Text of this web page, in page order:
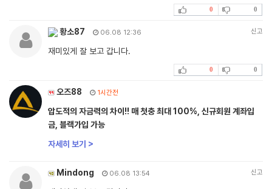
0 0
황소87 06.08 12:36 신고
재미있게 잘 보고 갑니다.
0 0
오즈88 1시간전
압도적의 자금력의 차이!! 매 첫충 최대 100%, 신규회원 계좌입
금, 블랙가입 가능
자세히 보기 >
Mindong 06.08 13:54 신고